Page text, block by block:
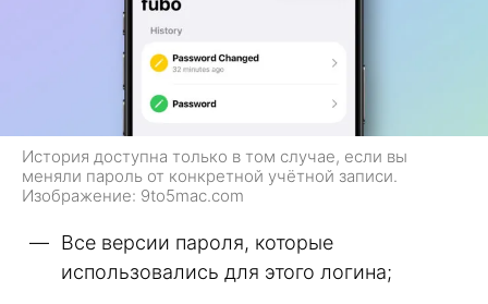
История доступна только в том случае, если вы
меняли пароль от конкретной учётной записи.
Изображение: 9to5mac.com
Все версии пароля, которые
использовались для этого логина;